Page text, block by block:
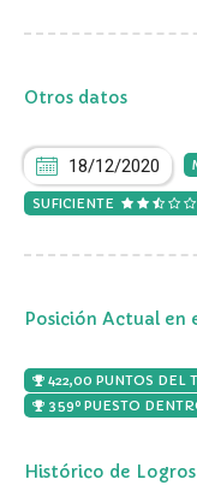
Otros datos
18/12/2020
SUFICIENTE
Posición Actual en
422,00 PUNTOS DEL
359º PUESTO
Histórico de